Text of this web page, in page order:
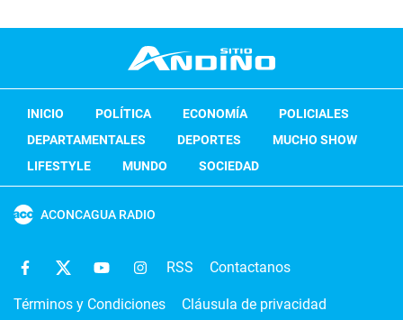
INICIO POLÍTICA ECONOMÍA
POLICIALES
DEPARTAMENTALES
DEPORTES
MUCHO SHOW
LIFESTYLE
MUNDO SOCIEDAD
ACONCAGUA RADIO
RSS Contactanos
Términos y Condiciones Cláusula de privacidad